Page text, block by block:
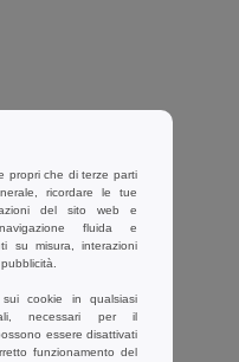
propri che di terze parti
ricordare le tue
del sito web e
fluida e
su misura, interazioni
cookie in qualsiasi
necessari per il
essere disattivati
funzionamento del